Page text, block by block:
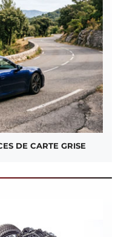
DE CARTE GRISE